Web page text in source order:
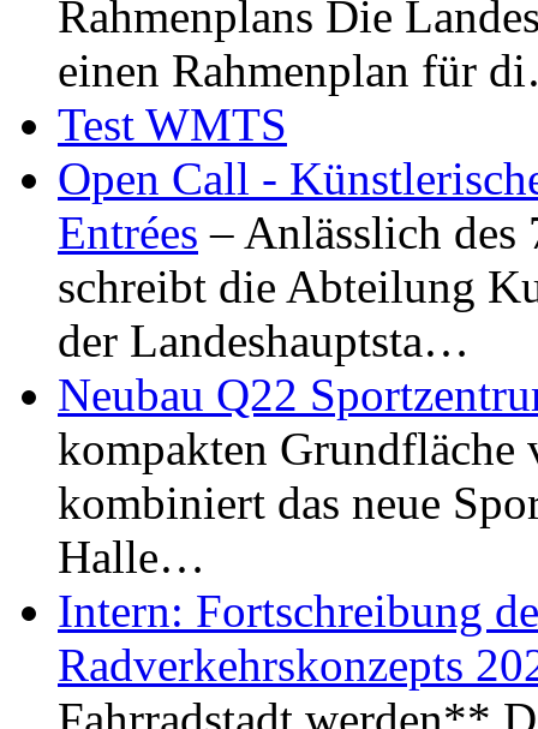
Rahmenplans Die
einen Rahmenplan für
Test WMTS
Open Call -
Entrées – Anlässlich
schreibt die Abteilung
der Landeshauptsta…
Neubau Q22
kompakten Grundfläche
kombiniert das neue
Halle…
Intern: Fortschreibung
Radverkehrskonzepts
Fahrradstadt werden**